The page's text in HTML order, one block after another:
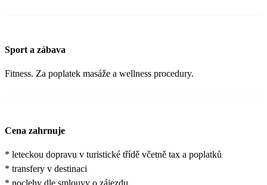
Sport a zábava
Fitness. Za poplatek masáže a wellness procedury.
Cena zahrnuje
* leteckou dopravu v turistické třídě včetně tax a poplatků
* transfery v destinaci